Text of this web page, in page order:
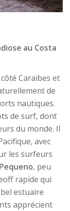
au Costa
Caraïbes et
de
nautiques.
de surf, dont
du monde. Il
avec
les surfeurs
, peu
rapide qui
estuaire
apprécient